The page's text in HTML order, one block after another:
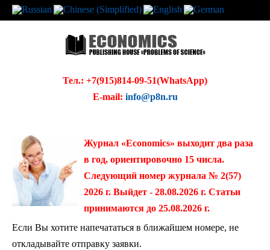
Тел.: +7(915)814-09-51(WhatsApp)
E-mail: info@p8n.ru
Журнал «Economics» выходит два раза
в год, ориентировочно 15 числа.
Следующий номер журнала № 2(57)
2026 г. Выйдет - 28.08.2026 г. Статьи
принимаются до 25.08.2026 г.
Если Вы хотите напечататься в ближайшем номере, не
откладывайте отправку заявки.